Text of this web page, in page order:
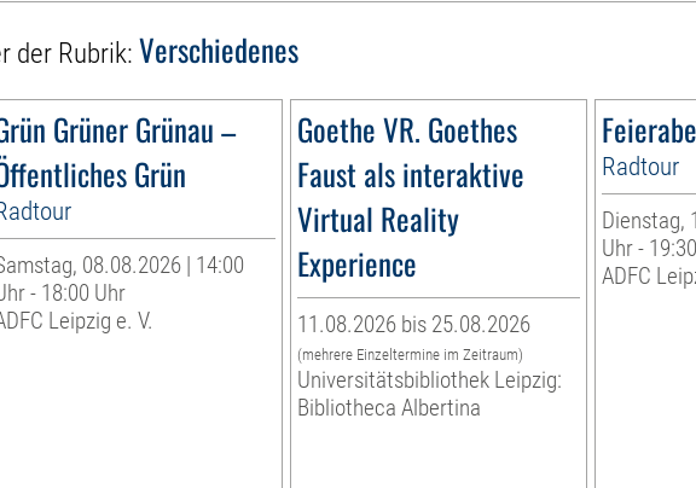
der Rubrik: Verschiedenes
Grüner Grünau –
Grün
08.08.2026 | 14:00
- 18:00 Uhr
Leipzig e. V.
Goethe VR. Goethes
Faust als interaktive
Virtual Reality
Experience
11.08.2026 bis 25.08.2026
(mehrere Einzeltermine im Zeitraum)
Universitätsbibliothek Leipzig:
Bibliotheca Albertina
Radtour
Dienstag,
Uhr -
ADFC